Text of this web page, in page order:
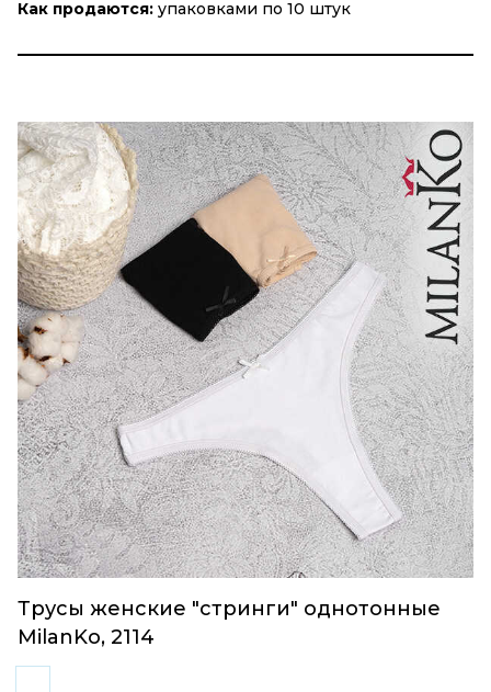
Как продаются: упаковками по 10 штук
Трусы женские "стринги" однотонные
MilanKo, 2114